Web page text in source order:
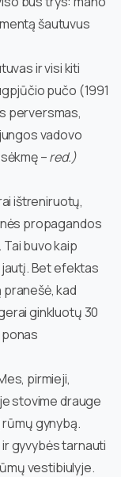
šautuvus
ir visi kiti
pučo (1991
perversmas,
vadovo
–red.)
ištreniruotų,
propagandos
buvo kaip
Bet efektas
kad
ginkluotų 30
pirmieji,
stovime drauge
rūmų gynybą.
gyvybės tarnauti
vestibiulyje.